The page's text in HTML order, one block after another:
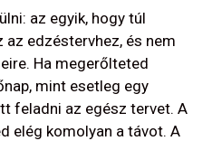
az egyik, hogy túl
edzéstervhez, és nem
Ha megerőlteted
mint esetleg egy
feladni az egész tervet. A
elég komolyan a távot. A